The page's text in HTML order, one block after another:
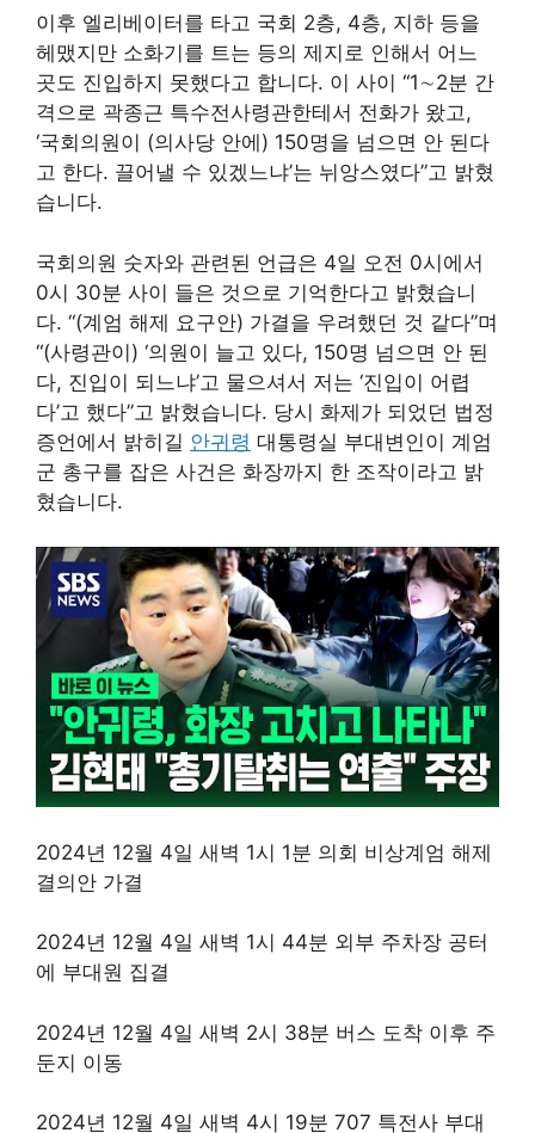
이후 엘리베이터를 타고 국회 2층, 4층, 지하 등을
헤맸지만 소화기를 트는 등의 제지로 인해서 어느
곳도 진입하지 못했다고 합니다. 이 사이 “1∼2분 간
격으로 곽종근 특수전사령관한테서 전화가 왔고,
‘국회의원이 (의사당 안에) 150명을 넘으면 안 된다
고 한다. 끌어낼 수 있겠느냐’는 뉘앙스였다”고 밝혔
습니다.
국회의원 숫자와 관련된 언급은 4일 오전 0시에서
0시 30분 사이 들은 것으로 기억한다고 밝혔습니
다. “(계엄 해제 요구안) 가결을 우려했던 것 같다”며
“(사령관이) ‘의원이 늘고 있다, 150명 넘으면 안 된
다, 진입이 되느냐’고 물으셔서 저는 ‘진입이 어렵
다’고 했다”고 밝혔습니다. 당시 화제가 되었던 법정
증언에서 밝히길 안귀령 대통령실 부대변인이 계엄
군 총구를 잡은 사건은 화장까지 한 조작이라고 밝
혔습니다.
2024년 12월 4일 새벽 1시 1분 의회 비상계엄 해제
결의안 가결
2024년 12월 4일 새벽 1시 44분 외부 주차장 공터
에 부대원 집결
2024년 12월 4일 새벽 2시 38분 버스 도착 이후 주
둔지 이동
2024년 12월 4일 새벽 4시 19분 707 특전사 부대